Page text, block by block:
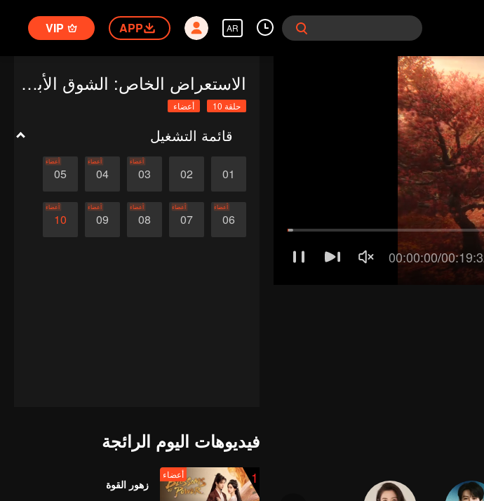
AR
APP
VIP
الاستعراض الخاص: الشوق الأبدي إليك 1
حلقة 10 أعضاء
قائمة التشغيل
01
02
03
أعضاء
04
أعضاء
05
أعضاء
06
أعضاء
07
أعضاء
08
أعضاء
09
أعضاء
10
أعضاء
فيديوهات اليوم الرائجة
1 أعضاء
زهور القوة